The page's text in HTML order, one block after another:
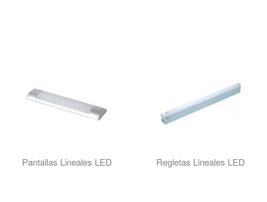
Pantallas Lineales LED Regletas Lineales LED